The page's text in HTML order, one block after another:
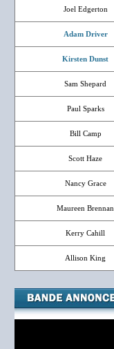
Joel Edgerton
Adam Driver
Kirsten Dunst
Sam Shepard
Paul Sparks
Bill Camp
Scott Haze
Nancy Grace
Maureen Brennan
Kerry Cahill
Allison King